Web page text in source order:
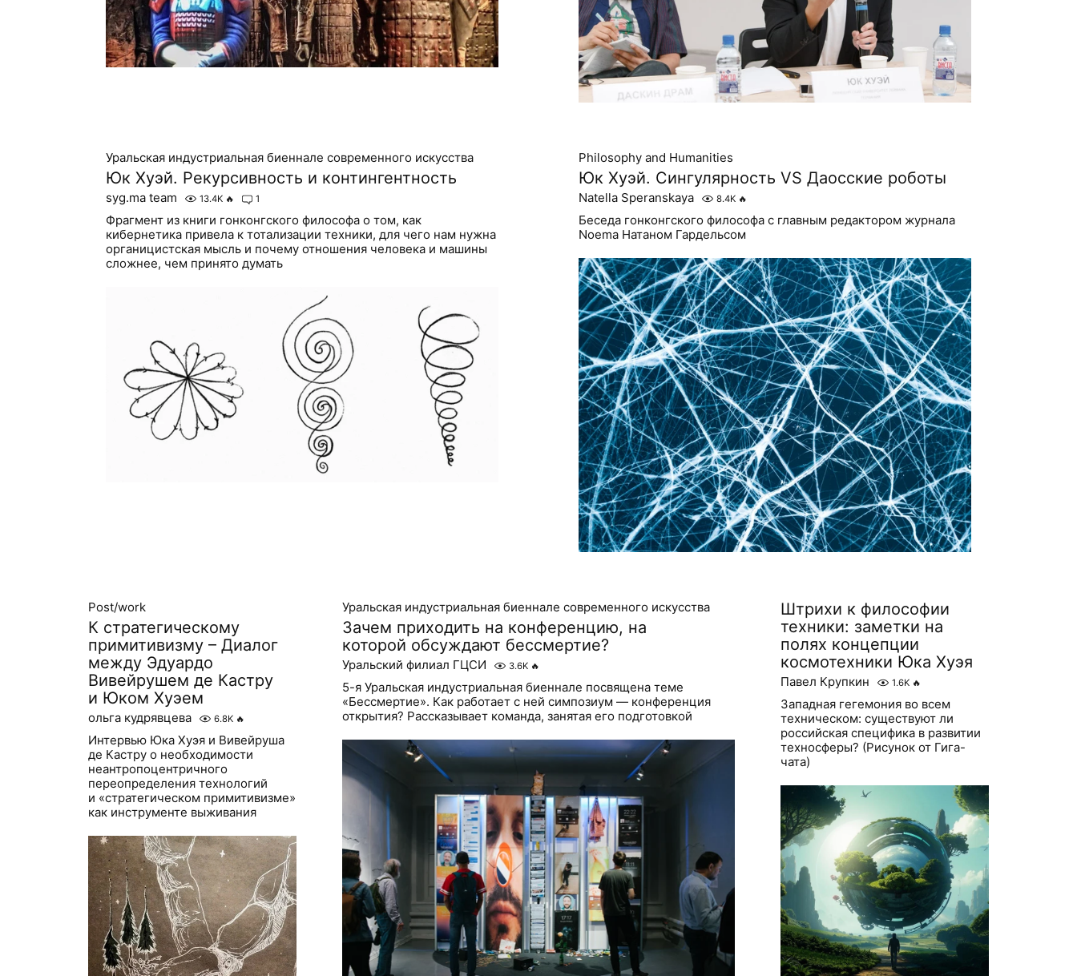
Уральская индустриальная биеннале современного искусства
Юк Хуэй. Рекурсивность и контингентность
syg.ma team 13.4K 🔥 1
Фрагмент из книги гонконгского философа о том, как
кибернетика привела к тотализации техники, для чего нам нужна
органицистская мысль и почему отношения человека и машины
сложнее, чем принято думать
Philosophy and Humanities
Юк Хуэй. Сингулярность VS Даосские роботы
Natella Speranskaya 8.4K 🔥
Беседа гонконгского философа с главным редактором журнала
Noema Натаном Гардельсом
Post/work
К стратегическому
примитивизму – Диалог
между Эдуардо
Вивейрушем де Кастру
и Юком Хуэем
ольга кудрявцева 6.8K 🔥
Интервью Юка Хуэя и Вивейруша
де Кастру о необходимости
неантропоцентричного
переопределения технологий
и «стратегическом примитивизме»
как инструменте выживания
Уральская индустриальная биеннале современного искусства
Зачем приходить на конференцию, на
которой обсуждают бессмертие?
Уральский филиал ГЦСИ 3.6K 🔥
5-я Уральская индустриальная биеннале посвящена теме
«Бессмертие». Как работает с ней симпозиум — конференция
открытия? Рассказывает команда, занятая его подготовкой
Штрихи к философии
техники: заметки на
полях концепции
космотехники Юка Хуэя
Павел Крупкин 1.6K 🔥
Западная гегемония во всем
техническом: существуют ли
российская специфика в развитии
техносферы? (Рисунок от Гига-
чата)